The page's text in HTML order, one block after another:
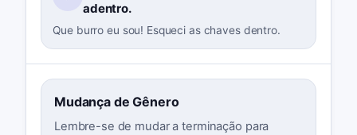
adentro.
Que burro eu sou! Esqueci as chaves dentro.
Mudança de Gênero
Lembre-se de mudar a terminação para